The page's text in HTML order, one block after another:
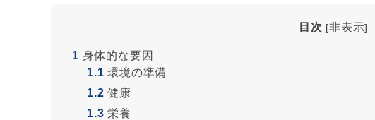
目次 [非表示]
1 身体的な要因
1.1 環境の準備
1.2 健康
1.3 栄養